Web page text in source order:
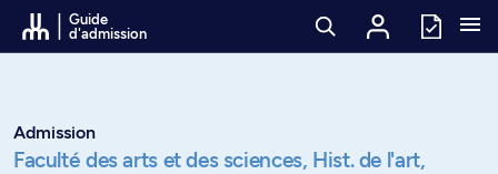
Passer au contenu
Guide
d'admission
Admission
Faculté des arts et des sciences, Hist. de l'art,